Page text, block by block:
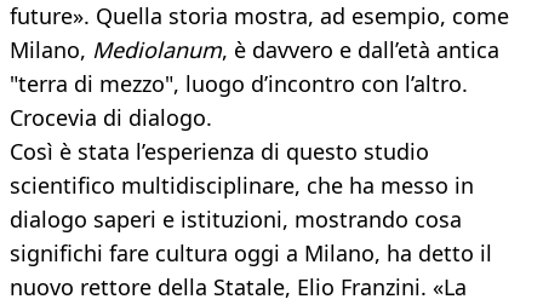
future». Quella storia mostra, ad esempio, come
Milano, Mediolanum, è davvero e dall’età antica
"terra di mezzo", luogo d’incontro con l’altro.
Crocevia di dialogo.
Così è stata l’esperienza di questo studio
scientifico multidisciplinare, che ha messo in
dialogo saperi e istituzioni, mostrando cosa
significhi fare cultura oggi a Milano, ha detto il
nuovo rettore della Statale, Elio Franzini. «La